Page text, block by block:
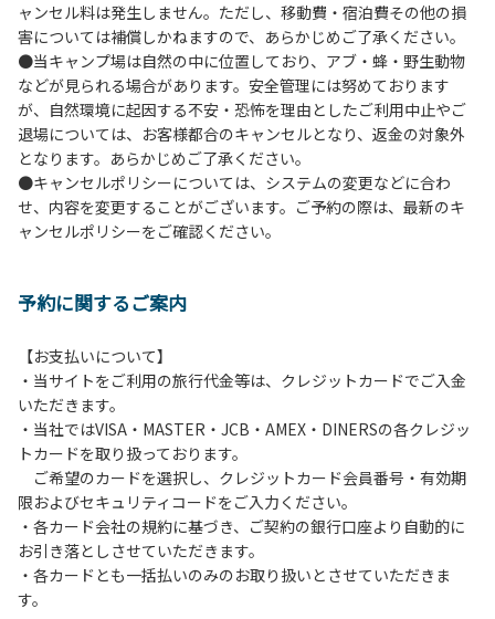
８.バンガローの芝生にはテントは張らないでください。（タ
ープは１つまで可）
９.各自で出されましたゴミは全てお持ち帰りください。（使
用済みの炭は専用の捨て場に捨てられます。）
10.施設内および駐車場などで起きた金品等の盗難、ご利用
者間でのトラブルで生じた損害に対しては、一切の責任を負
いかねます。
11.施設の利用については管理人の指示に従ってください。従
わない場合は退場していただき、今後の利用をお断りする場
合があります。
ャンセル料は発生しません。ただし、移動費・宿泊費その他の損
害については補償しかねますので、あらかじめご了承ください。
●当キャンプ場は自然の中に位置しており、アブ・蜂・野生動物
などが見られる場合があります。安全管理には努めております
が、自然環境に起因する不安・恐怖を理由としたご利用中止やご
退場については、お客様都合のキャンセルとなり、返金の対象外
となります。あらかじめご了承ください。
●キャンセルポリシーについては、システムの変更などに合わ
せ、内容を変更することがございます。ご予約の際は、最新のキ
ャンセルポリシーをご確認ください。
予約に関するご案内
【お支払いについて】
・当サイトをご利用の旅行代金等は、クレジットカードでご入金
いただきます。
・当社ではVISA・MASTER・JCB・AMEX・DINERSの各クレジッ
トカードを取り扱っております。
ご希望のカードを選択し、クレジットカード会員番号・有効期
限およびセキュリティコードをご入力ください。
・各カード会社の規約に基づき、ご契約の銀行口座より自動的に
お引き落としさせていただきます。
・各カードとも一括払いのみのお取り扱いとさせていただきま
す。